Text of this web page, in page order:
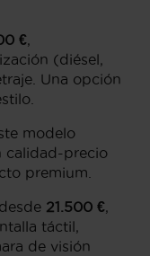
€,
(diésel,
Una opción
modelo
calidad-precio
premium.
21.500 €,
táctil,
de visión